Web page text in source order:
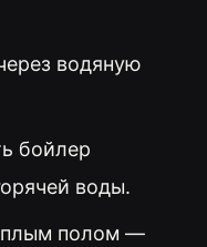
водяную
бойлер
воды.
полом —